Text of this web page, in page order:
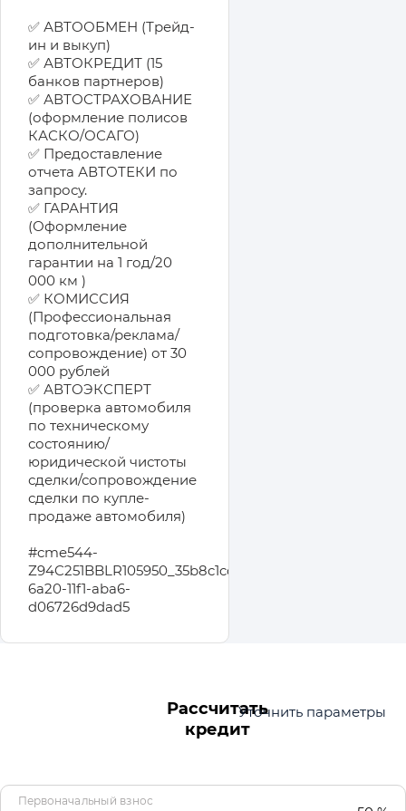
✅ АВТООБМЕН (Трейд-
ин и выкуп)
✅ АВТОКРЕДИТ (15
банков партнеров)
✅ АВТОСТРАХОВАНИЕ
(оформление полисов
КАСКО/ОСАГО)
✅ Предоставление
отчета АВТОТЕКИ по
запросу.
✅ ГАРАНТИЯ
(Оформление
дополнительной
гарантии на 1 год/20
000 км )
✅ КОМИССИЯ
(Профессиональная
подготовка/реклама/
сопровождение) от 30
000 рублей
✅ АВТОЭКСПЕРТ
(проверка автомобиля
по техническому
состоянию/
юридической чистоты
сделки/сопровождение
сделки по купле-
продаже автомобиля)
#cme544-
Z94C251BBLR105950_35b8c1cd-
6a20-11f1-aba6-
d06726d9dad5
Рассчитать
кредит
Уточнить параметры
Первоначальный взнос